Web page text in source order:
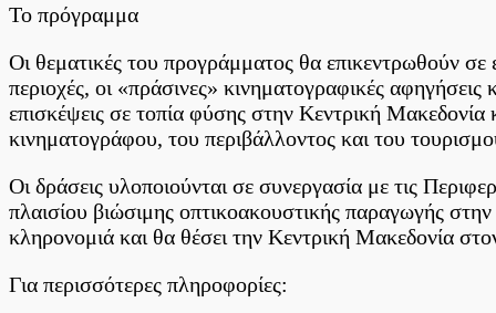
Το πρόγραμμα
Οι θεματικές του προγράμματος θα επικεντρωθούν
περιοχές, οι «πράσινες» κινηματογραφικές
επισκέψεις σε τοπία φύσης στην Κεντρική Μακεδονία
κινηματογράφου, του περιβάλλοντος και του
Οι δράσεις υλοποιούνται σε συνεργασία με τις
πλαισίου βιώσιμης οπτικοακουστικής παραγωγής
κληρονομιά και θα θέσει την Κεντρική Μακεδονία
Για περισσότερες πληροφορίες: